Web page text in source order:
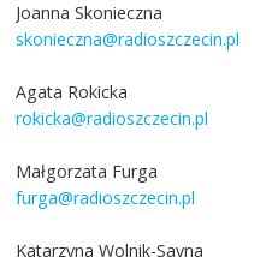
Joanna Skonieczna
skonieczna@radioszczecin.pl
Agata Rokicka
rokicka@radioszczecin.pl
Małgorzata Furga
furga@radioszczecin.pl
Katarzyna Wolnik-Sayna